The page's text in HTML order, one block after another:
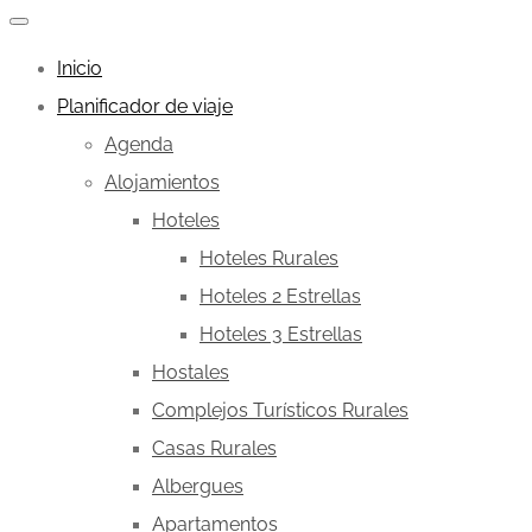
Inicio
Planificador de viaje
Agenda
Alojamientos
Hoteles
Hoteles Rurales
Hoteles 2 Estrellas
Hoteles 3 Estrellas
Hostales
Complejos Turísticos Rurales
Casas Rurales
Albergues
Apartamentos